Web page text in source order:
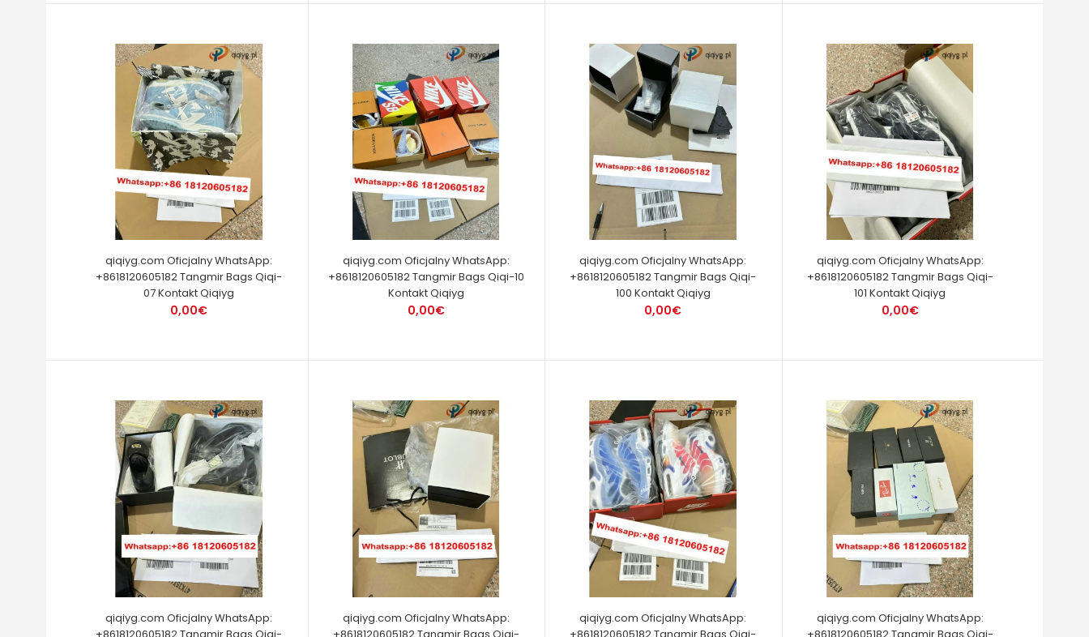
qiqiyg.com Oficjalny WhatsApp:
+8618120605182 Tangmir Bags Qiqi-
07 Kontakt Qiqiyg
0,00€
qiqiyg.com Oficjalny WhatsApp:
+8618120605182 Tangmir Bags Qiqi-10
Kontakt Qiqiyg
0,00€
qiqiyg.com Oficjalny WhatsApp:
+8618120605182 Tangmir Bags Qiqi-
100 Kontakt Qiqiyg
0,00€
qiqiyg.com Oficjalny WhatsApp:
+8618120605182 Tangmir Bags Qiqi-
101 Kontakt Qiqiyg
0,00€
qiqiyg.com Oficjalny WhatsApp:
+8618120605182 Tangmir Bags Qiqi-
qiqiyg.com Oficjalny WhatsApp:
+8618120605182 Tangmir Bags Qiqi-
qiqiyg.com Oficjalny WhatsApp:
+8618120605182 Tangmir Bags Qiqi-
qiqiyg.com Oficjalny WhatsApp:
+8618120605182 Tangmir Bags Qiqi-